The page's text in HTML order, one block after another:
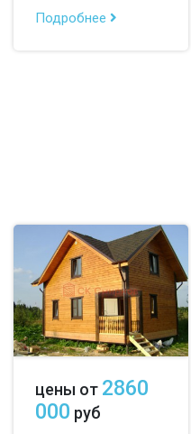
Подробнее
цены от 2860
000 руб